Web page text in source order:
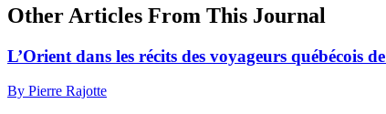
Other Articles From This Journal
L’Orient dans les récits des voyageurs québécois
By Pierre Rajotte